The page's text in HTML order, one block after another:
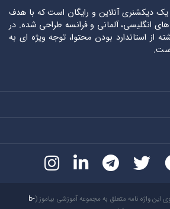
یک دیکشنری آنلاین و رایگان است که با هدف
های انگلیسی، آلمانی و فرانسه طراحی شده. در
از استاندارد بودن محتوا، توجه ویژه ای به
واژه نامه متعلق به مجموعه آموزشی بیاموز (b-